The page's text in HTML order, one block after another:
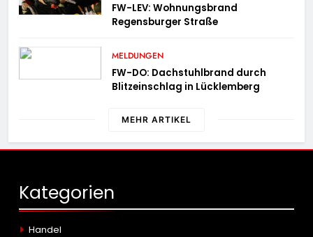
FW-LEV: Wohnungsbrand
Regensburger Straße
MELDUNGEN
FW-DO: Dachstuhlbrand durch
Blitzeinschlag in Lücklemberg
MEHR ARTIKEL
Kategorien
Handel